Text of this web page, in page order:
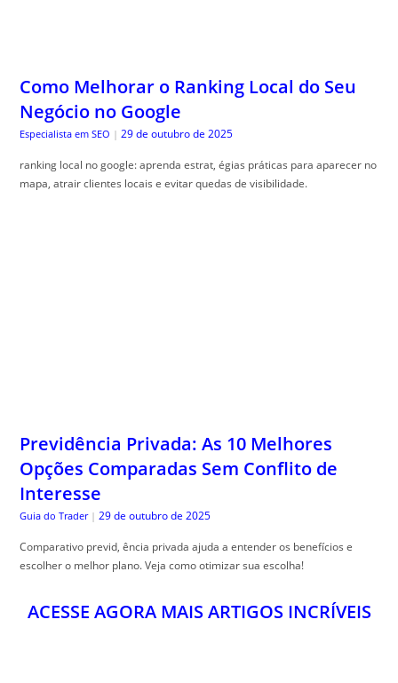
Como Melhorar o Ranking Local do Seu
Negócio no Google
Especialista em SEO | 29 de outubro de 2025
ranking local no google: aprenda estrat, égias práticas para aparecer no
mapa, atrair clientes locais e evitar quedas de visibilidade.
Previdência Privada: As 10 Melhores
Opções Comparadas Sem Conflito de
Interesse
Guia do Trader | 29 de outubro de 2025
Comparativo previd, ência privada ajuda a entender os benefícios e
escolher o melhor plano. Veja como otimizar sua escolha!
ACESSE AGORA MAIS ARTIGOS INCRÍVEIS